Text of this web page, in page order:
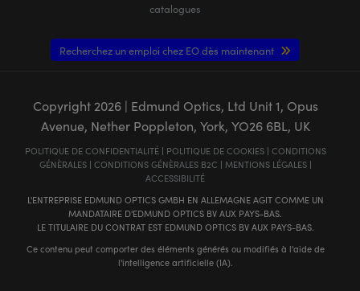
catalogues
Recherchez un emploi chez EO dès maintenant
Copyright 2026| Edmund Optics, Ltd Unit 1, Opus
Avenue, Nether Poppleton, York, YO26 6BL, UK
POLITIQUE DE CONFIDENTIALITÉ| POLITIQUE DE COOKIES| CONDITIONS
GÉNÈRALES| CONDITIONS GÉNÈRALES B2C | MENTIONS LÉGALES|
ACCESSIBILITÉ
L'ENTREPRISE EDMUND OPTICS GMBH EN ALLEMAGNE AGIT COMME UN
MANDATAIRE D'EDMUND OPTICS BV AUX PAYS-BAS.
LE TITULAIRE DU CONTRAT EST EDMUND OPTICS BV AUX PAYS-BAS.
Ce contenu peut comporter des éléments générés ou modifiés à l'aide de
l'intelligence artificielle (IA).